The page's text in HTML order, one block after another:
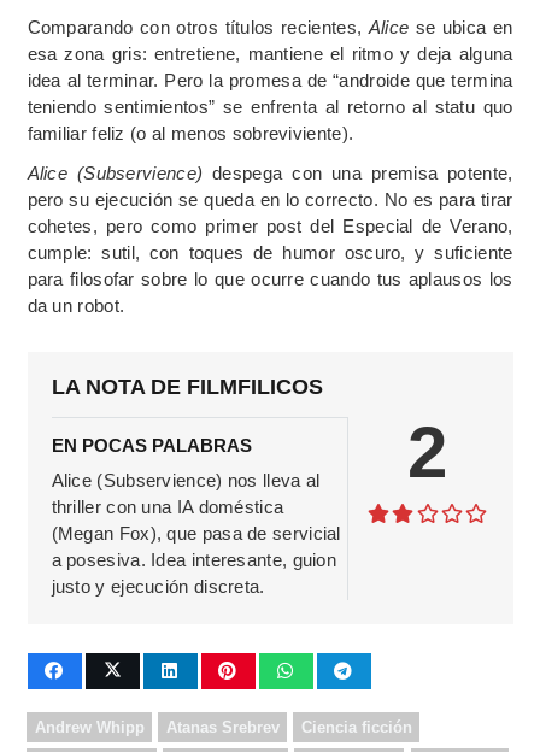
Comparando con otros títulos recientes, Alice se ubica en
esa zona gris: entretiene, mantiene el ritmo y deja alguna
idea al terminar. Pero la promesa de “androide que termina
teniendo sentimientos” se enfrenta al retorno al statu quo
familiar feliz (o al menos sobreviviente).
Alice (Subservience) despega con una premisa potente,
pero su ejecución se queda en lo correcto. No es para tirar
cohetes, pero como primer post del Especial de Verano,
cumple: sutil, con toques de humor oscuro, y suficiente
para filosofar sobre lo que ocurre cuando tus aplausos los
da un robot.
LA NOTA DE FILMFILICOS
EN POCAS PALABRAS
Alice (Subservience) nos lleva al
thriller con una IA doméstica
(Megan Fox), que pasa de servicial
a posesiva. Idea interesante, guion
justo y ejecución discreta.
2
Andrew Whipp Atanas Srebrev Ciencia ficción